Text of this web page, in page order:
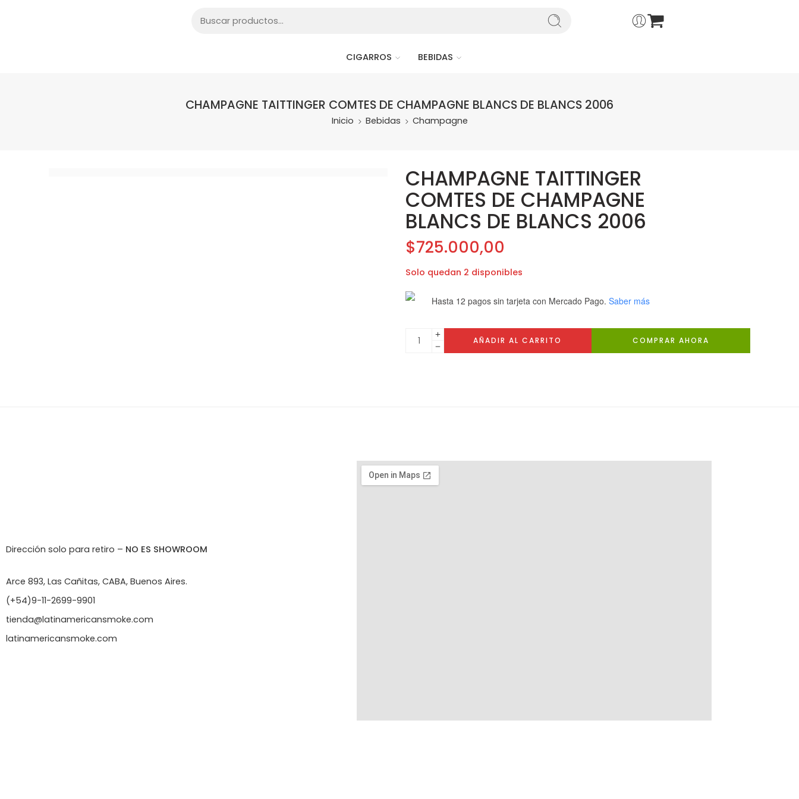
CIGARROS BEBIDAS
CHAMPAGNE TAITTINGER COMTES DE CHAMPAGNE BLANCS DE BLANCS 2006
Inicio Bebidas Champagne
CHAMPAGNE TAITTINGER
COMTES DE CHAMPAGNE
BLANCS DE BLANCS 2006
$725.000,00
Solo quedan 2 disponibles
Hasta 12 pagos sin tarjeta con Mercado Pago. Saber más
AÑADIR AL CARRITO COMPRAR AHORA
Dirección solo para retiro – NO ES SHOWROOM
Arce 893, Las Cañitas, CABA, Buenos Aires.
(+54)9-11-2699-9901
tienda@latinamericansmoke.com
latinamericansmoke.com